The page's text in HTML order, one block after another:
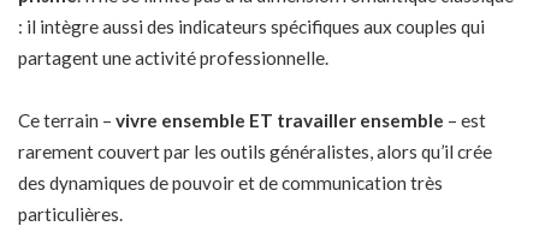
: il intègre aussi des indicateurs spécifiques aux couples qui
partagent une activité professionnelle.
Ce terrain – vivre ensemble ET travailler ensemble – est
rarement couvert par les outils généralistes, alors qu’il crée
des dynamiques de pouvoir et de communication très
particulières.